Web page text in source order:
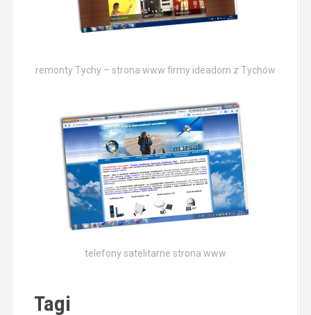
remonty Tychy – strona www firmy ideadom z Tychów
telefony satelitarne strona www
Tagi